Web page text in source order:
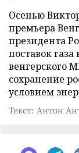
Осенью
премьера
президента
поставок
венгерского
сохранение
условием
Текст: Антон